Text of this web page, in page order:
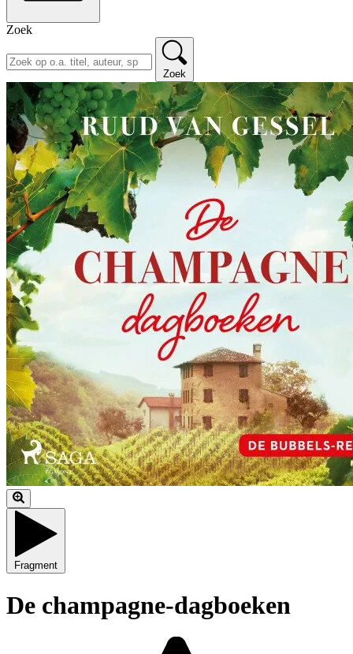
Zoek
Zoek
Fragment
De champagne-dagboeken